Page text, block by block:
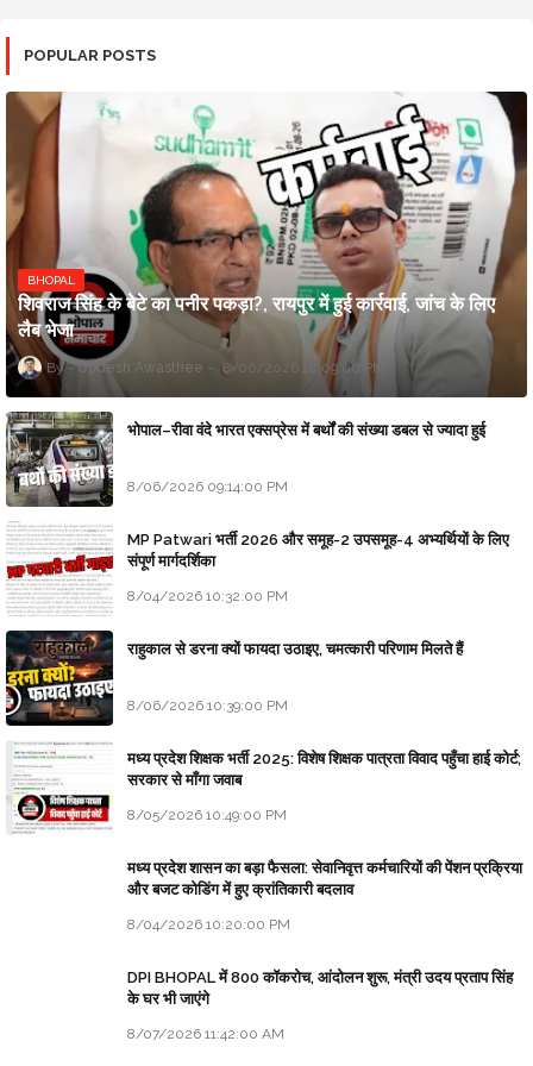
POPULAR POSTS
BHOPAL
शिवराज सिंह के बेटे का पनीर पकड़ा?, रायपुर में हुई कार्रवाई, जांच के लिए
लैब भेजा
Updesh Awasthee 8/06/2026 10:09:00 PM
भोपाल–रीवा वंदे भारत एक्सप्रेस में बर्थों की संख्या डबल से ज्यादा हुई
8/06/2026 09:14:00 PM
MP Patwari भर्ती 2026 और समूह-2 उपसमूह-4 अभ्यर्थियों के लिए
संपूर्ण मार्गदर्शिका
8/04/2026 10:32:00 PM
राहुकाल से डरना क्यों फायदा उठाइए, चमत्कारी परिणाम मिलते हैं
8/06/2026 10:39:00 PM
मध्य प्रदेश शिक्षक भर्ती 2025: विशेष शिक्षक पात्रता विवाद पहुँचा हाई कोर्ट;
सरकार से माँगा जवाब
8/05/2026 10:49:00 PM
मध्य प्रदेश शासन का बड़ा फैसला: सेवानिवृत्त कर्मचारियों की पेंशन प्रक्रिया
और बजट कोडिंग में हुए क्रांतिकारी बदलाव
8/04/2026 10:20:00 PM
DPI BHOPAL में 800 कॉकरोच, आंदोलन शुरू, मंत्री उदय प्रताप सिंह
के घर भी जाएंगे
8/07/2026 11:42:00 AM